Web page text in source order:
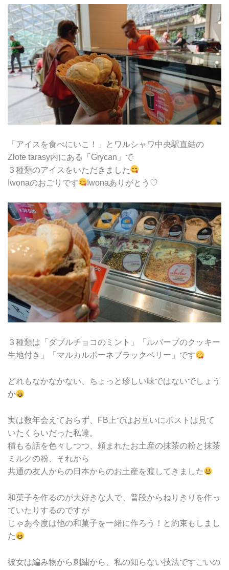
「アイスを食べにいこ！」とワルシャワ中央駅直結の
Złote tarasy内にある「Grycan」で
３種類のアイスをいただきました
Iwonaのおごりです
Iwonaありがとう♡
３種類は「ダブルチョコのミント」「ルバーブのクッキー
生地付き」「マルカルポーネブラックベリー」です
どれもなかなかない、ちょっと珍しい味ではないでしょう
か
実は数年会えておらず、FB上ではお互いにポストは見て
いたくらいだった私達。
積もる話を色々しつつ、頼まれたお土産の抹茶の粉と抹茶
ミルクの粉、それから
共通の友人からの日本からのお土産を渡してきました
和菓子を作るのが大好きな人で、普段からねりきりを作っ
ていたりするのですが
じゃあ今度は他の和菓子を一緒に作ろう！と約束もしまし
た
彼女は編み物から刺繍から、私の知らない技法ですごいの